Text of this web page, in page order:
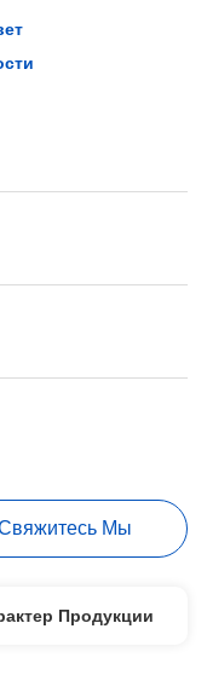
Мы
Продукции